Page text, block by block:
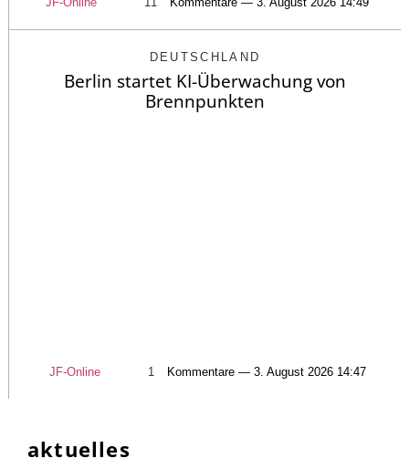
DEUTSCHLAND
Berlin startet KI-Überwachung von
Brennpunkten
JF-Online 1 Kommentare — 3. August 2026 14:47
aktuelles